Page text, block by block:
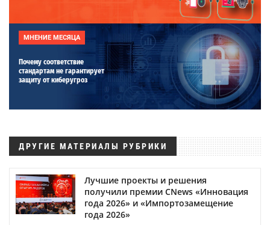
МНЕНИЕ МЕСЯЦА
Почему соответствие
стандартам не гарантирует
защиту от киберугроз
ДРУГИЕ МАТЕРИАЛЫ РУБРИКИ
Лучшие проекты и решения
получили премии CNews «Инновация
года 2026» и «Импортозамещение
года 2026»